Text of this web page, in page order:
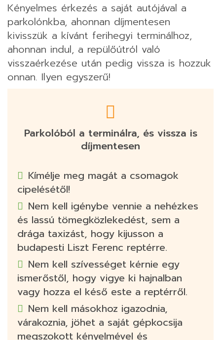
Kényelmes érkezés a saját autójával a
parkolónkba, ahonnan díjmentesen
kivisszük a kívánt ferihegyi terminálhoz,
ahonnan indul, a repülőútról való
visszaérkezése után pedig vissza is hozzuk
onnan. Ilyen egyszerű!
Parkolóból a terminálra, és vissza is
díjmentesen
Kímélje meg magát a csomagok
cipelésétől!
Nem kell igénybe vennie a nehézkes
és lassú tömegközlekedést, sem a
drága taxizást, hogy kijusson a
budapesti Liszt Ferenc reptérre.
Nem kell szívességet kérnie egy
ismerőstől, hogy vigye ki hajnalban
vagy hozza el késő este a reptérről.
Nem kell másokhoz igazodnia,
várakoznia, jöhet a saját gépkocsija
megszokott kényelmével és